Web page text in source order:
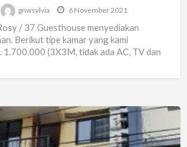
gnwsylvia 6 November 2021
/ 37 Guesthouse menyediakan
Berikut tipe kamar yang kami
1.700.000 (3X3M, tidak ada AC, TV dan